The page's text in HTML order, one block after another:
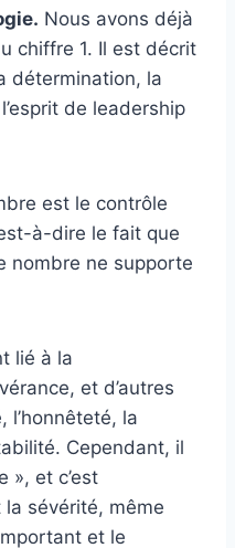
Nous avons déjà
chiffre 1. Il est décrit
détermination, la
de leadership
est le contrôle
à-dire le fait que
nombre ne supporte
lié à la
et d’autres
l’honnêteté, la
Cependant, il
», et c’est
la sévérité, même
et le